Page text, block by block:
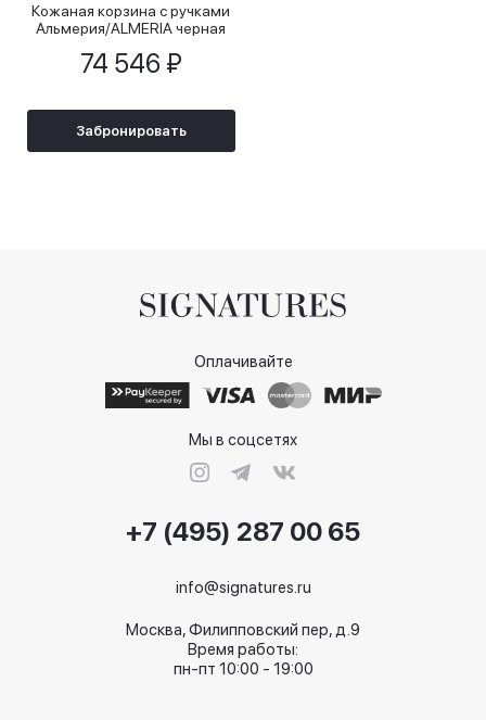
Кожаная корзина с ручками
Альмерия/ALMERIA черная
74 546 ₽
Забронировать
Оплачивайте
Мы в соцсетях
+7 (495) 287 00 65
info@signatures.ru
Москва, Филипповский пер, д.9
Время работы:
пн-пт 10:00 - 19:00